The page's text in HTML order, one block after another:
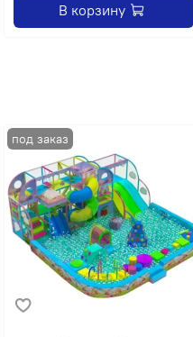
В корзину